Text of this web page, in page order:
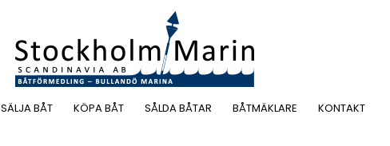
SÄLJA BÅT KÖPA BÅT SÅLDA BÅTAR BÅTMÄKLARE KONTAKT